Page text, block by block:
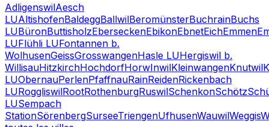
AdligenswilAesch
LUAltishofenBaldeggBallwilBeromünsterBuchrainBuchs
LUBüronButtisholzEberseckenEbikonEbnetEichEmmen
LUFlühli LUFontannen b.
WolhusenGeissGrosswangenHasle LUHergiswil b.
WillisauHitzkirchHochdorfHorwInwilKleinwangenKnutwil
LUObernauPerlenPfaffnauRainReidenRickenbach
LURoggliswilRootRothenburgRuswilSchenkonSchötz
LUSempach
StationSörenbergSurseeTriengenUfhusenWauwilWeggis